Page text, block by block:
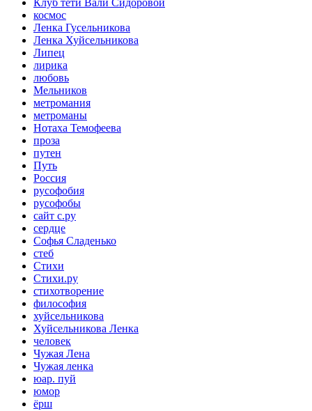
Клуб тёти Вали Сидоровой
космос
Ленка Гусельникова
Ленка Хуйсельникова
Липец
лирика
любовь
Мельников
метромания
метроманы
Нотаха Темофеева
проза
путен
Путь
Россия
русофобия
русофобы
сайт с.ру
сердце
Софья Сладенько
стеб
Стихи
Стихи.ру
стихотворение
философия
хуйсельникова
Хуйсельникова Ленка
человек
Чужая Лена
Чужая ленка
юар. пуй
юмор
ёрш